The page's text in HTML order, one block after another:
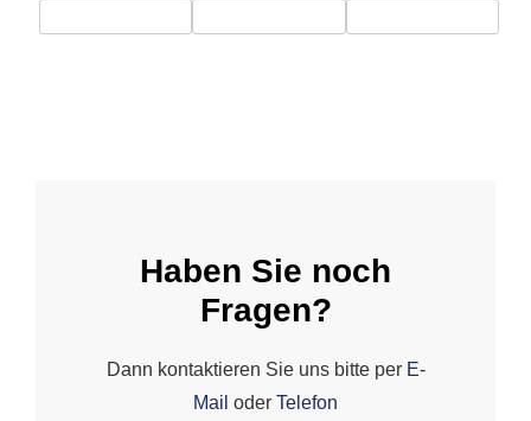
Haben Sie noch
Fragen?
Dann kontaktieren Sie uns bitte per E-
Mail oder Telefon